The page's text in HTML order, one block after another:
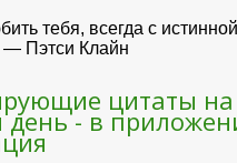
тебя, всегда с истинной
Пэтси Клайн
цитаты на
- в